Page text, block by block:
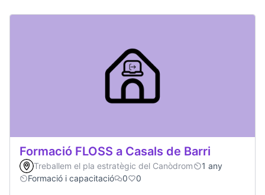
Formació FLOSS a Casals de Barri
Treballem el pla estratègic del Canòdrom
1 any
Formació i capacitació
0 0